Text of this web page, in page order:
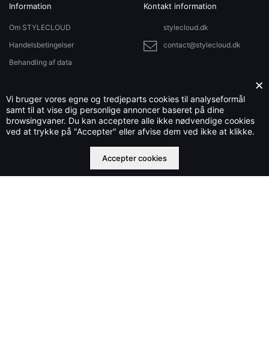
Stylecloud.dk ejes og drives af Che IT Group OÜ nr. 16569877
©2023 stylecloud.dk | All rights reserved
Information
Om STYLECLOUD
Handelsbetingelser
Behandling af data
Kontakt information
stylecloud.dk
contact@stylecloud.dk
×
Vi bruger vores egne og tredjeparts cookies til analyseformål
samt til at vise dig personlige annoncer baseret på dine
browsingvaner. Du kan acceptere alle ikke nødvendige cookies
ved at trykke på "Accepter" eller afvise dem ved ikke at klikke.
Accepter cookies